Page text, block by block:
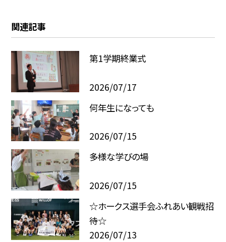
関連記事
第1学期終業式
2026/07/17
何年生になっても
2026/07/15
多様な学びの場
2026/07/15
☆ホークス選手会ふれあい観戦招
待☆
2026/07/13